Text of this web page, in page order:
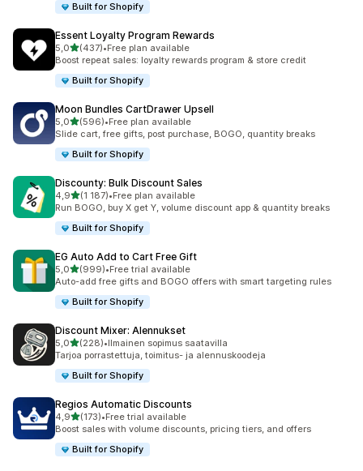
Built for Shopify
Essent Loyalty Program Rewards
5,0/ 5 tähteä
(437)
437 arvostelua yhteensä
•Free plan available
Boost repeat sales: loyalty rewards program & store credit
Built for Shopify
Moon Bundles CartDrawer Upsell
5,0/ 5 tähteä
(596)
596 arvostelua yhteensä
•Free plan available
Slide cart, free gifts, post purchase, BOGO, quantity breaks
Built for Shopify
Discounty: Bulk Discount Sales
4,9/ 5 tähteä
(1 187)
1187 arvostelua yhteensä
•Free plan available
Run BOGO, buy X get Y, volume discount app & quantity breaks
Built for Shopify
EG Auto Add to Cart Free Gift
5,0/ 5 tähteä
(999)
999 arvostelua yhteensä
•Free trial available
Auto-add free gifts and BOGO offers with smart targeting rules
Built for Shopify
Discount Mixer: Alennukset
5,0/ 5 tähteä
(228)
228 arvostelua yhteensä
•Ilmainen sopimus saatavilla
Tarjoa porrastettuja, toimitus- ja alennuskoodeja
Built for Shopify
Regios Automatic Discounts
4,9/ 5 tähteä
(173)
173 arvostelua yhteensä
•Free trial available
Boost sales with volume discounts, pricing tiers, and offers
Built for Shopify